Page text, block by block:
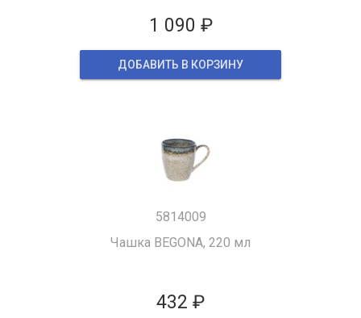
1 090 ₽
ДОБАВИТЬ В КОРЗИНУ
5814009
Чашка BEGONA, 220 мл
432 ₽